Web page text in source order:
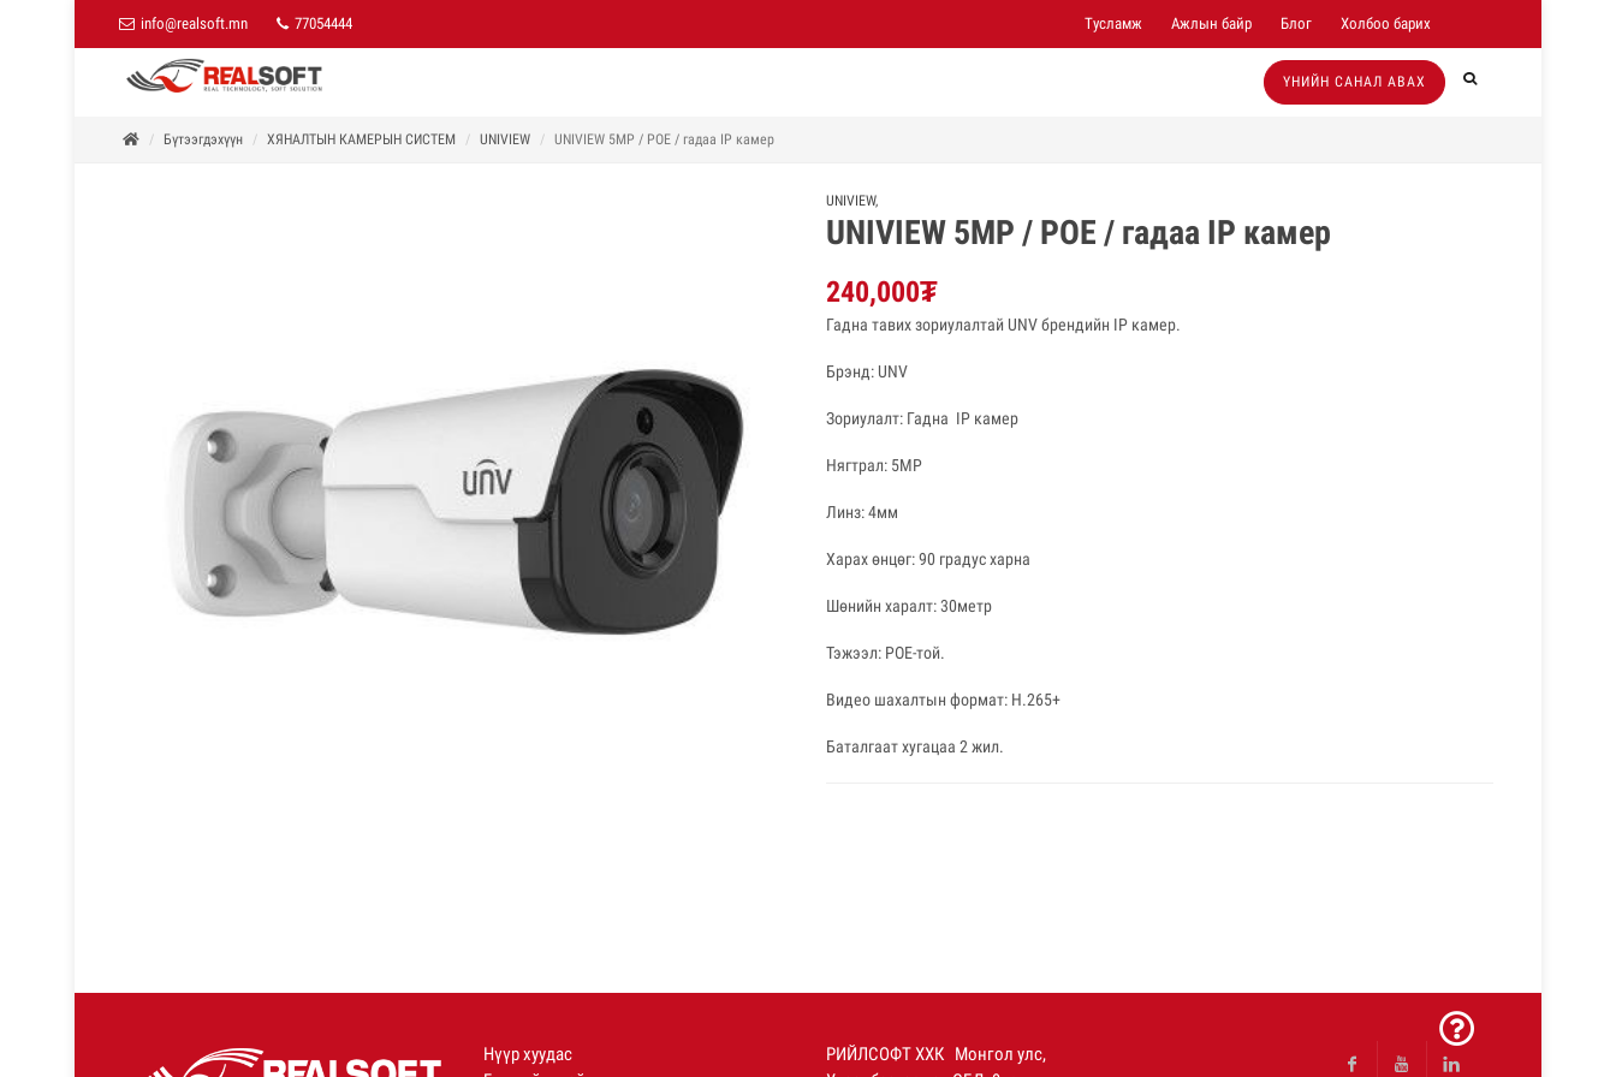
info@realsoft.mn 77054444 Тусламж Ажлын байр Блог Холбоо барих
ҮНИЙН САНАЛ АВАХ
Бүтээгдэхүүн ХЯНАЛТЫН КАМЕРЫН СИСТЕМ UNIVIEW UNIVIEW 5MP / POE / гадаа IP камер
UNIVIEW,
UNIVIEW 5MP / POE / гадаа IP камер
240,000₮
Гадна тавих зориулалтай UNV брендийн IP камер.
Брэнд: UNV
Зориулалт: Гадна IP камер
Нягтрал: 5MP
Линз: 4мм
Харах өнцөг: 90 градус харна
Шөнийн харалт: 30метр
Тэжээл: POE-той.
Видео шахалтын формат: H.265+
Баталгаат хугацаа 2 жил.
Нүүр хуудас
РИЙЛСОФТ ХХК Монгол улс,